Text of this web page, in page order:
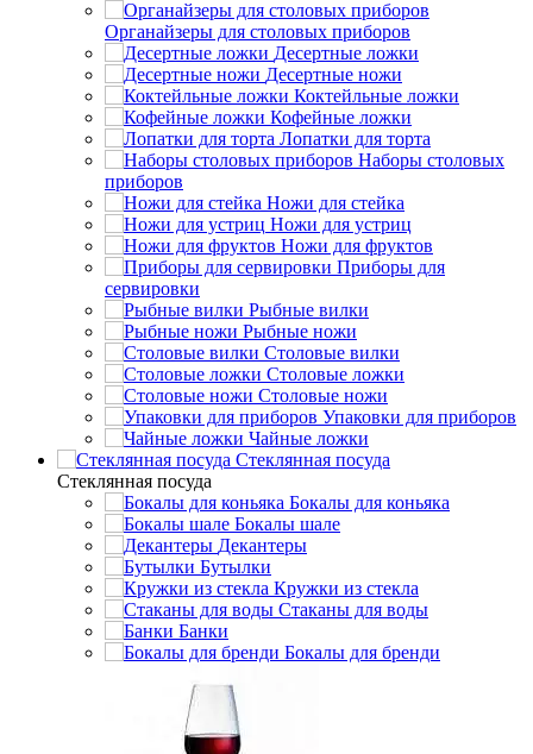
Органайзеры для столовых приборов
Десертные ложки
Десертные ножи
Коктейльные ложки
Кофейные ложки
Лопатки для торта
Наборы столовых
приборов
Ножи для стейка
Ножи для устриц
Ножи для фруктов
Приборы для
сервировки
Рыбные вилки
Рыбные ножи
Столовые вилки
Столовые ложки
Столовые ножи
Упаковки для приборов
Чайные ложки
Стеклянная посуда
Стеклянная посуда
Бокалы для коньяка
Бокалы шале
Декантеры
Бутылки
Кружки из стекла
Стаканы для воды
Банки
Бокалы для бренди